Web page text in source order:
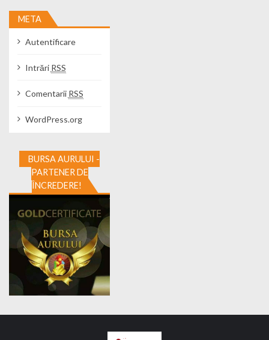
META
Autentificare
Intrări RSS
Comentarii RSS
WordPress.org
BURSA AURULUI -
PARTENER DE
ÎNCREDERE!